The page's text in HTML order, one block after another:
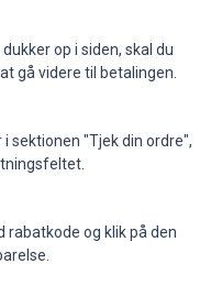
op i siden, skal du
gå videre til betalingen.
sektionen "Tjek din ordre",
og klik på den